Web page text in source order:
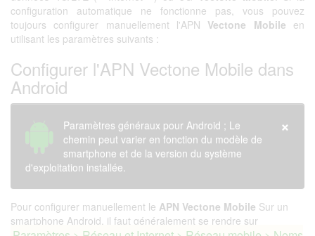
configuration automatique ne fonctionne pas, vous pouvez
toujours configurer manuellement l'APN Vectone Mobile en
utilisant les paramètres suivants :
Configurer l'APN Vectone Mobile dans
Android
×
Paramètres généraux pour Android ; Le
chemin peut varier en fonction du modèle de
smartphone et de la version du système
d'exploitation installée.
Pour configurer manuellement le APN Vectone Mobile Sur un
smartphone Android, il faut généralement se rendre sur